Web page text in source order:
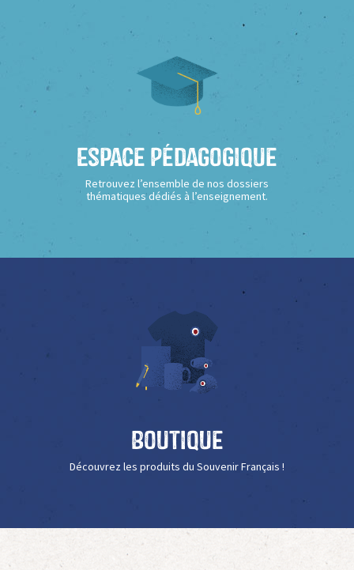
Espace Pédagogique
Retrouvez l’ensemble de nos dossiers
thématiques dédiés à l’enseignement.
Boutique
Découvrez les produits du Souvenir Français !